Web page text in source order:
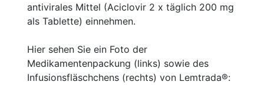
antivirales Mittel (Aciclovir 2 x täglich 200 mg
als Tablette) einnehmen.
Hier sehen Sie ein Foto der
Medikamentenpackung (links) sowie des
Infusionsfläschchens (rechts) von Lemtrada®: